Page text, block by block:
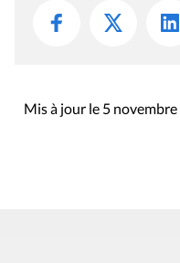
Mis à jour le 5